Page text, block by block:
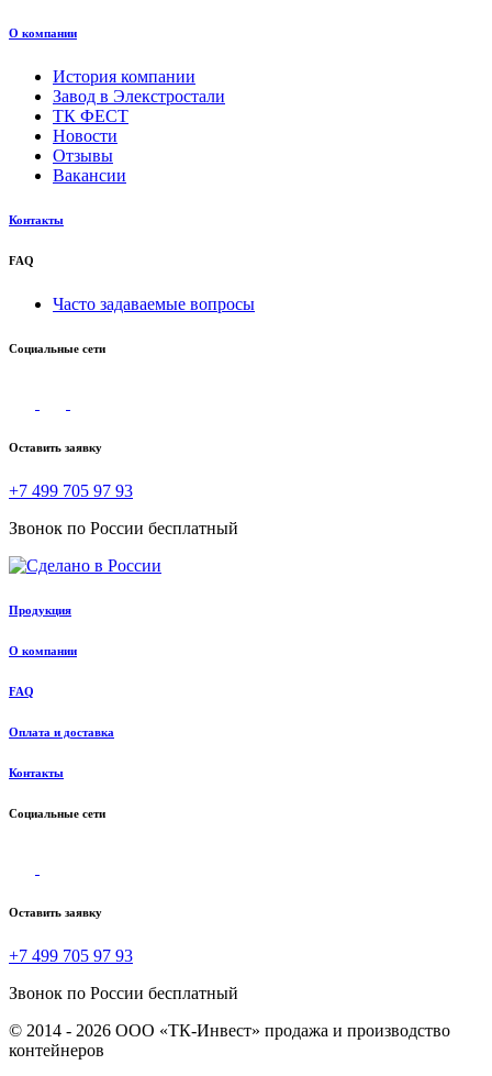
О компании
История компании
Завод в Элекстростали
ТК ФЕСТ
Новости
Отзывы
Вакансии
Контакты
FAQ
Часто задаваемые вопросы
Социальные сети
Оставить заявку
+7 499 705 97 93
Звонок по России бесплатный
Продукция
О компании
FAQ
Оплата и доставка
Контакты
Социальные сети
Оставить заявку
+7 499 705 97 93
Звонок по России бесплатный
© 2014 - 2026 ООО «ТК-Инвест» продажа и производство
контейнеров